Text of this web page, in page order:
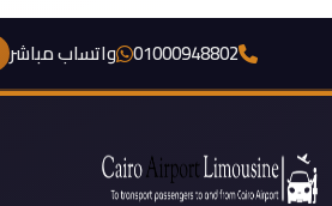
01000948802 واتساب مباشر